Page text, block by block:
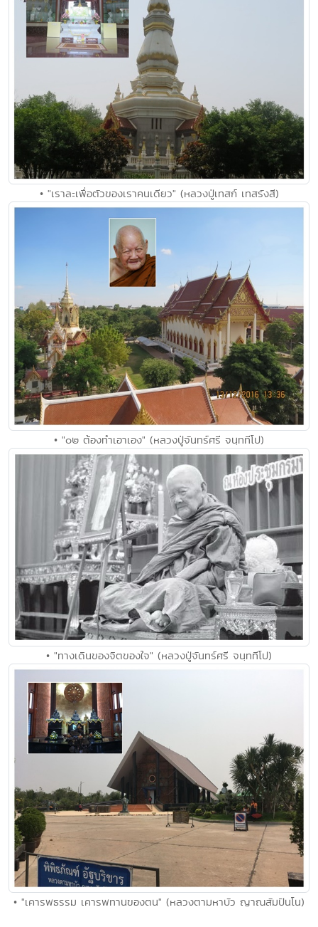
• "เราละเพื่อตัวของเราคนเดียว" (หลวงปู่เทสก์ เทสรังสี)
• "๐๒ ต้องทำเอาเอง" (หลวงปู่จันทร์ศรี จนฺททีโป)
• "ทางเดินของจิตของใจ" (หลวงปู่จันทร์ศรี จนฺททีโป)
• "เคารพธรรม เคารพทานของตน" (หลวงตามหาบัว ญาณสัมปันโน)